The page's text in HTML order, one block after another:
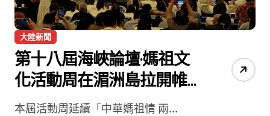
大陸新聞
第十八屆海峽論壇·媽祖文
化活動周在湄洲島拉開帷
幕本屆活動周延續「中華媽祖情 兩...